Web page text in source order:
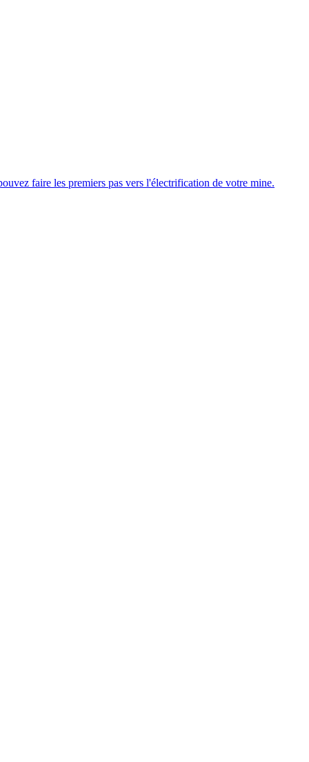
faire les premiers pas vers l'électrification de votre mine.